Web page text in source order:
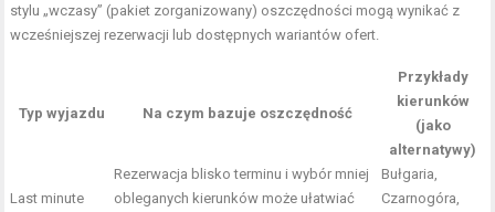
stylu „wczasy” (pakiet zorganizowany) oszczędności mogą wynikać z
wcześniejszej rezerwacji lub dostępnych wariantów ofert.
Typ wyjazdu Na czym bazuje oszczędność
Przykłady
kierunków
(jako
alternatywy)
Last minute
Rezerwacja blisko terminu i wybór mniej
obleganych kierunków może ułatwiać
Bułgaria,
Czarnogóra,